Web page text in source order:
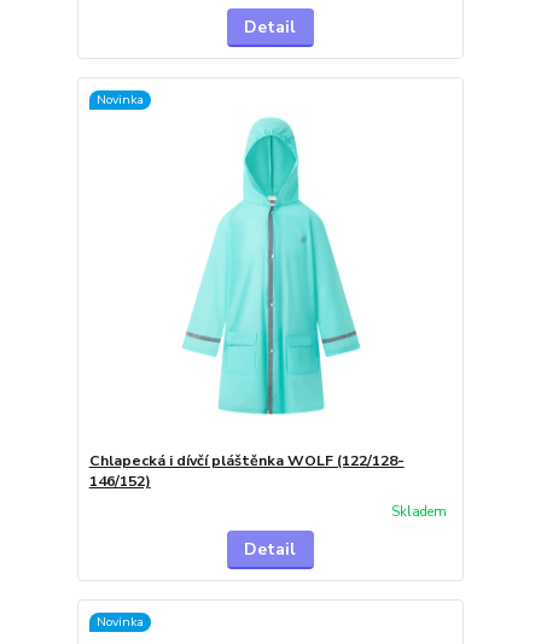
Detail
Novinka
Chlapecká i dívčí pláštěnka WOLF (122/128-
146/152)
Skladem
Detail
Novinka